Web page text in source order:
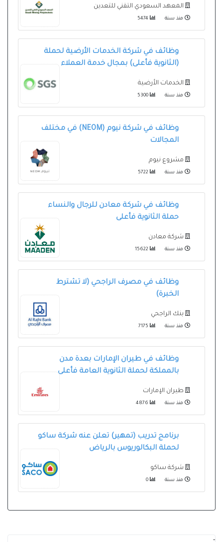
المعهد السعودي التقني للتعدين
منذ سنة
وظائف في شركة الخدمات الأرضية لحملة
(الثانوية فأعلى) بمجال خدمة العملاء
الخدمات الأرضية
منذ سنة
وظائف في شركة نيوم (NEOM) في مختلف
المجالات
مشروع نيوم
منذ سنة
وظائف في شركة معادن للرجال والنساء
حملة الثانوية فأعلى
شركة معادن
منذ سنة
وظائف في مصرف الراجحي (لا تشترط
الخبرة)
بنك الراجحي
منذ سنة
وظائف في طيران الإمارات بعدة مدن
بالمملكة لحملة الثانوية العامة فأعلى
طيران الإمارات
منذ سنة
برنامج تدريب (تمهير) تعلن عنه شركة ساكو
لحملة البكالوريوس بالرياض
شركة ساكو
منذ سنة